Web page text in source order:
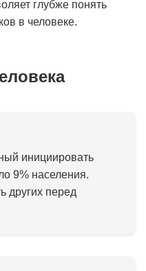
глубже понять
в человеке.
инициировать
9% населения.
других перед